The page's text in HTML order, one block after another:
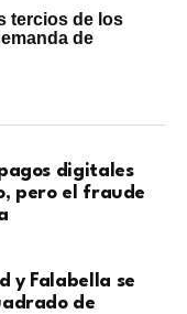
tercios de los
de
digitales
pero el fraude
y Falabella se
de